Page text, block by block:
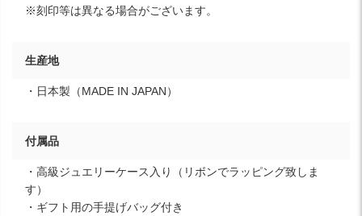
※刻印等は異なる場合がございます。
生産地
・日本製（MADE IN JAPAN）
付属品
・高級ジュエリーケース入り（リボンでラッピング致しま
す）
・ギフト用の手提げバッグ付き